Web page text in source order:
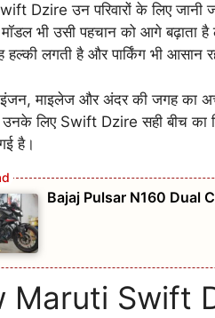
Dzire उन परिवारों के लिए जानी
भी उसी पहचान को आगे बढ़ाता
लगती है और पार्किंग भी आसान
माइलेज और अंदर की जगह का
उनके लिए Swift Dzire सही बीच
है।
Bajaj Pulsar N160 Dual
Maruti Swift